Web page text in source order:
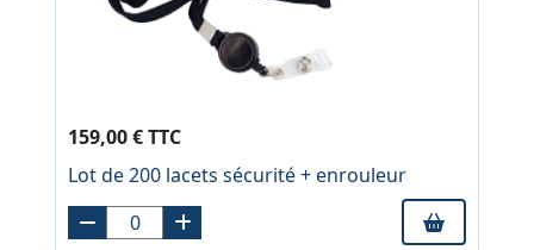
159,00 € TTC
Lot de 200 lacets sécurité + enrouleur